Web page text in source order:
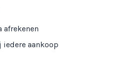
afrekenen
aankoop